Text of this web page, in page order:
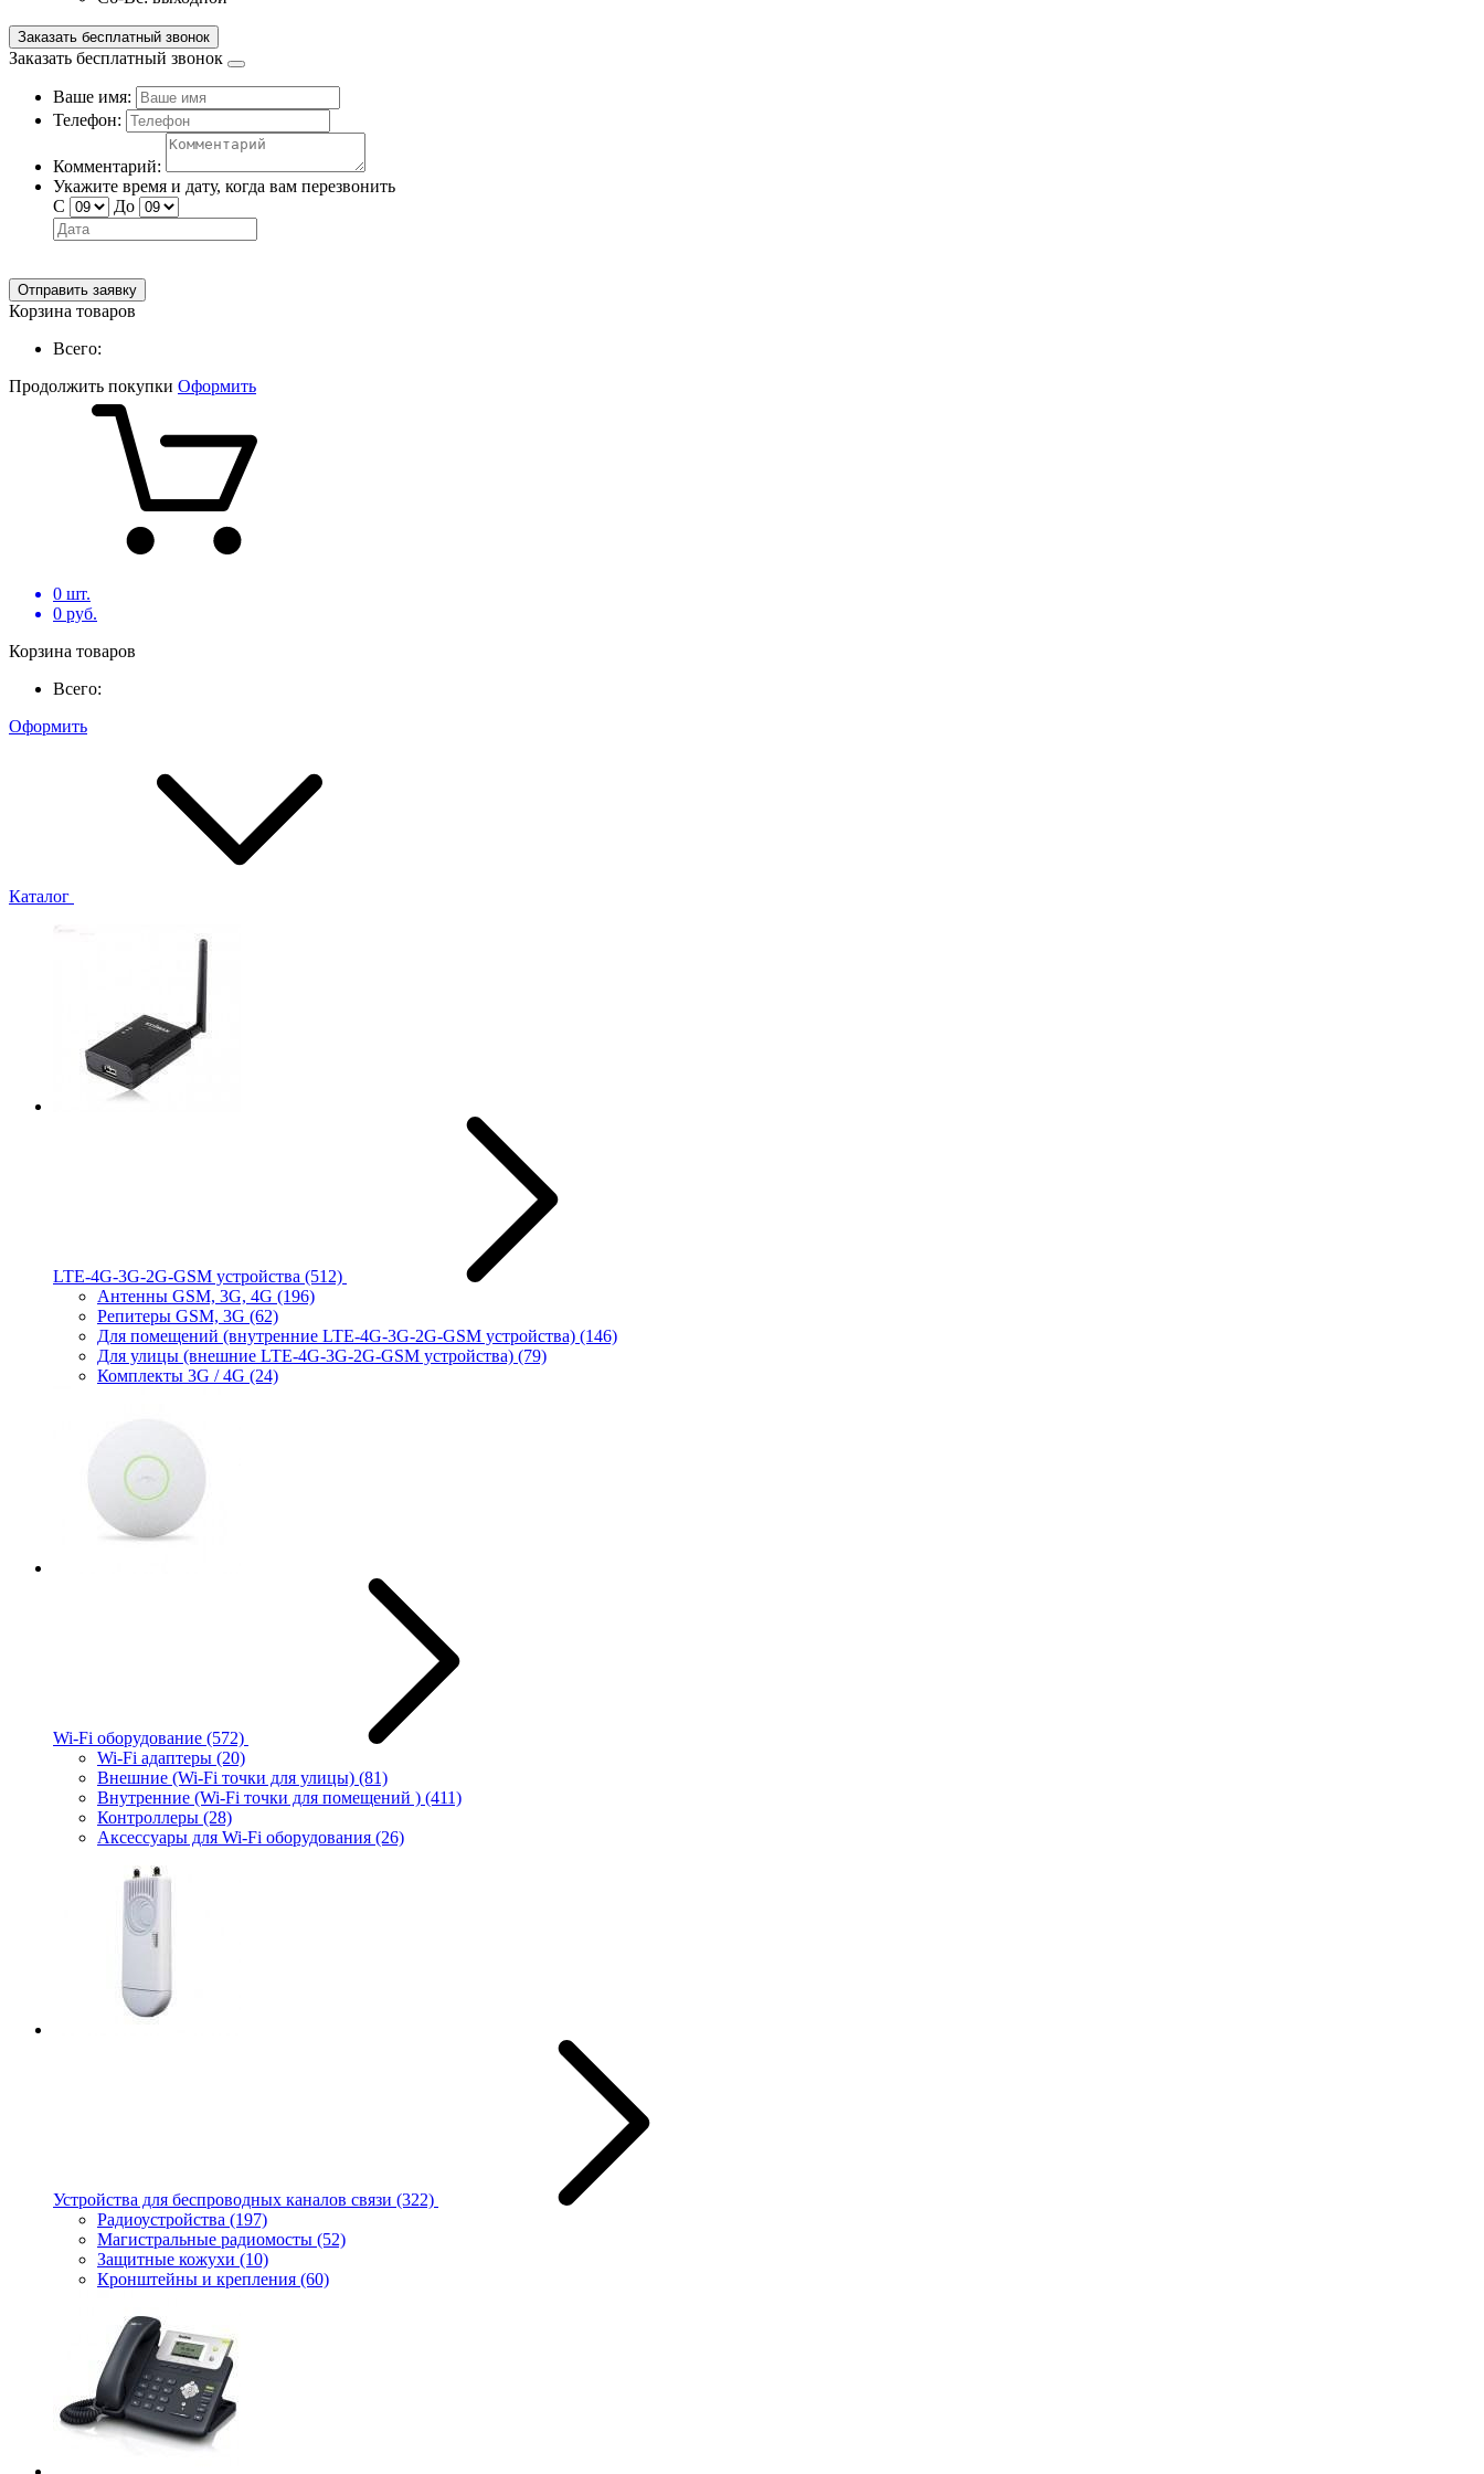
Заказать бесплатный звонок
Заказать бесплатный звонок
Ваше имя:
Телефон:
Комментарий:
Укажите время и дату, когда вам перезвонить
С
До
Отправить заявку
Корзина товаров
Всего:
Продолжить покупки Оформить
0 шт.
0 руб.
Корзина товаров
Всего:
Оформить
Каталог
LTE-4G-3G-2G-GSM устройства (512)
Антенны GSM, 3G, 4G (196)
Репитеры GSM, 3G (62)
Для помещений (внутренние LTE-4G-3G-2G-GSM устройства) (146)
Для улицы (внешние LTE-4G-3G-2G-GSM устройства) (79)
Комплекты 3G / 4G (24)
Wi-Fi оборудование (572)
Wi-Fi адаптеры (20)
Внешние (Wi-Fi точки для улицы) (81)
Внутренние (Wi-Fi точки для помещений ) (411)
Контроллеры (28)
Аксессуары для Wi-Fi оборудования (26)
Устройства для беспроводных каналов связи (322)
Радиоустройства (197)
Магистральные радиомосты (52)
Защитные кожухи (10)
Кронштейны и крепления (60)